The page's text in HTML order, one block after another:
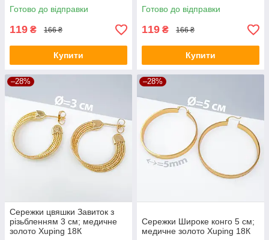
Готово до відправки
119 ₴ 166 ₴
Купити
Готово до відправки
119 ₴ 166 ₴
Купити
–28%
Сережки цвяшки Завиток з
різьбленням 3 см; медичне
золото Xuping 18К
–28%
Сережки Широке конго 5 см;
медичне золото Xuping 18К